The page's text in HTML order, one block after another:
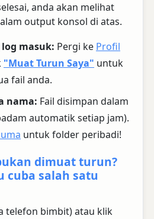
anda akan melihat
output konsol di atas.
masuk: Pergi ke Profil
"Muat Turun Saya" untuk
fail anda.
nama: Fail disimpan dalam
automatik setiap jam).
untuk folder peribadi!
dimuat turun?
cuba salah satu
telefon bimbit) atau klik